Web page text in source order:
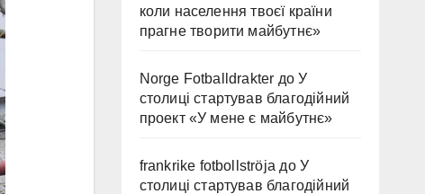
коли населення твоєї країни
прагне творити майбутнє»
Norge Fotballdrakter доУ
столиці стартував благодійний
проект «У мене є майбутнє»
frankrike fotbollströja до У
столиці стартував благодійний